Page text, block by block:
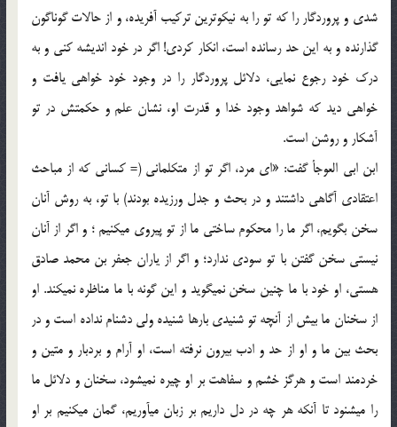
شدی و پروردگار را كه تو را به نیكوترین تركیب آفریده، و از حالات گوناگون
گذارنده و به این حد رسانده است، انكار كردی! اگر در خود اندیشه كنی و به
درك خود رجوع نمایی، دلائل پروردگار را در وجود خود خواهی یافت و
خواهی دید كه شواهد وجود خدا و قدرت او، نشان علم و حكمتش در تو
آشكار و روشن است.
ابن ابی العوجأ گفت: «ای مرد، اگر تو از متكلمانی (= كسانی كه از مباحث
اعتقادی آگاهی داشتند و در بحث و جدل ورزیده بودند) با تو، به روش آنان
سخن بگویم، اگر ما را محكوم ساختی ما از تو پیروی می‏كنیم ؛ و اگر از آنان
نیستی سخن گفتن با تو سودی ندارد؛ و اگر از یاران جعفر بن محمد صادق
هستی، او خود با ما چنین سخن نمی‏گوید و این گونه با ما مناظره نمی‏كند. او
از سخنان ما بیش از آنچه تو شنیدی بارها شنیده ولی دشنام نداده است و در
بحث بین ما و او از حد و ادب بیرون نرفته است، او آرام و بردبار و متین و
خردمند است و هرگز خشم و سفاهت بر او چیره نمی‏شود، سخنان و دلائل ما
را می‏شنود تا آنكه هر چه در دل داریم بر زبان می‏آوریم، گمان می‏كنیم بر او